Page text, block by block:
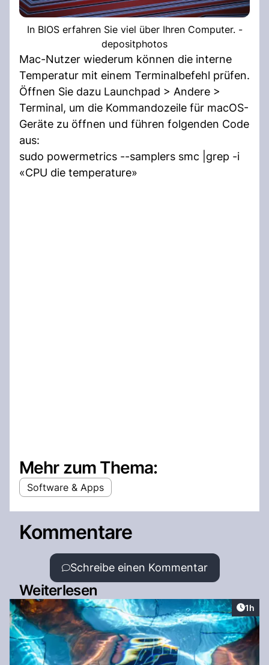
In BIOS erfahren Sie viel über Ihren Computer. -
depositphotos
Mac-Nutzer wiederum können die interne
Temperatur mit einem Terminalbefehl prüfen.
Öffnen Sie dazu Launchpad > Andere >
Terminal, um die Kommandozeile für macOS-
Geräte zu öffnen und führen folgenden Code
aus:
sudo powermetrics --samplers smc |grep -i
«CPU die temperature»
Mehr zum Thema:
Software & Apps
Kommentare
Schreibe einen Kommentar
Weiterlesen
1h